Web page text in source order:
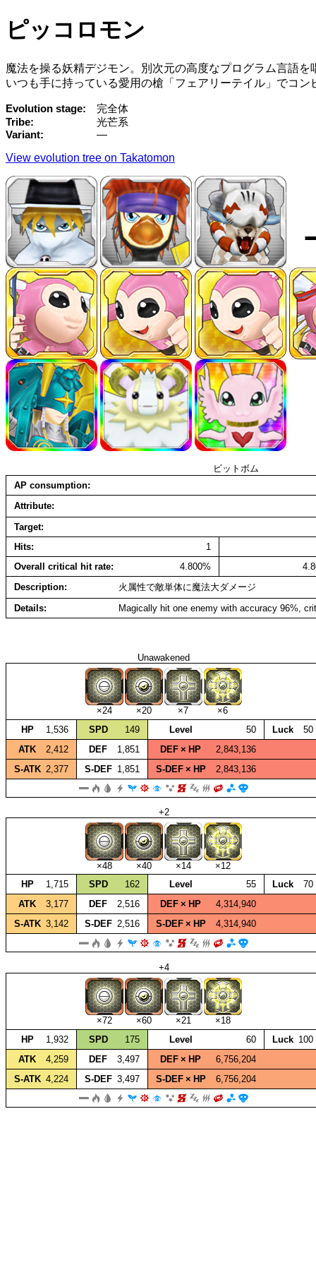
ピッコロモン
魔法を操る妖精デジモン。別次元の高度なプログラム言語
いつも手に持っている愛用の槍「フェアリーテイル」でコ
Evolution stage
完全体
Tribe
光芒系
Variant
—
View evolution tree on Takatomon
ビットボム
AP consumption
Attribute
Target
Hits
1
Overall critical hit rate
4.800%
Description
火属性で敵単体に魔法大ダメージ
Details
Magically hit one enemy with accuracy 96%,
Unawakened
×24 ×20 ×7
×6
HP
1,536 SPD 149 Level 50 Luck
50
ATK
2,412 DEF 1,851 DEF × HP
2,843,136
S‑ATK 2,377 S‑DEF 1,851 S‑DEF × HP 2,843,136
+2
×48 ×40 ×14
×12
HP
1,715 SPD 162 Level 55 Luck
70
ATK
3,177 DEF 2,516 DEF × HP
4,314,940
S‑ATK 3,142 S‑DEF 2,516 S‑DEF × HP 4,314,940
+4
×72 ×60 ×21
×18
HP
1,932 SPD 175 Level 60 Luck 100
ATK
4,259 DEF 3,497 DEF × HP
6,756,204
S‑ATK 4,224 S‑DEF 3,497 S‑DEF × HP 6,756,204